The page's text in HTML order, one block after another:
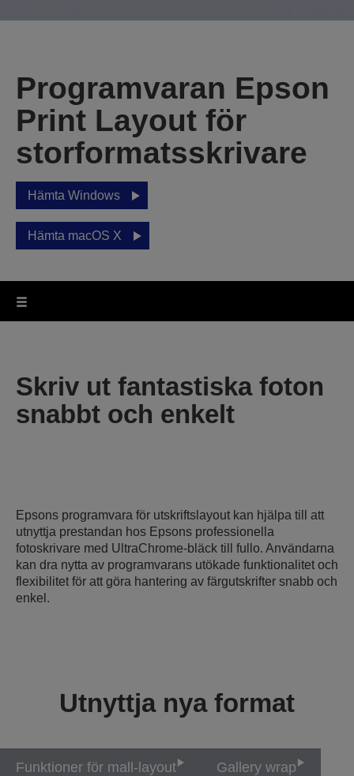
Programvaran Epson
Print Layout för
storformatsskrivare
Hämta Windows
Hämta macOS X
Skriv ut fantastiska foton
snabbt och enkelt
Epsons programvara för utskriftslayout kan hjälpa till att
utnyttja prestandan hos Epsons professionella
fotoskrivare med UltraChrome-bläck till fullo. Användarna
kan dra nytta av programvarans utökade funktionalitet och
flexibilitet för att göra hantering av färgutskrifter snabb och
enkel.
Utnyttja nya format
Funktioner för mall-layout Gallery wrap